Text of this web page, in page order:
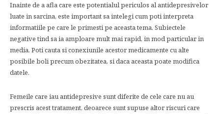
Inainte de a afla care este potentialul periculos al antidepresivelor
luate in sarcina, este important sa intelegi cum poti interpreta
informatiile pe care le primesti pe aceasta tema. Subiectele
negative tind sa ia amploare mult mai rapid, in mod particular in
media. Poti cauta si conexiunile acestor medicamente cu alte
posibile boli precum obezitatea, si daca aceasta poate modifica
datele.
Femeile care iau antidepresive sunt diferite de cele care nu au
prescris acest tratament, deoarece sunt supuse altor riscuri care